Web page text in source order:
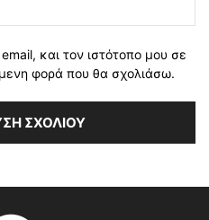
και τον ιστότοπο μου σε
φορά που θα σχολιάσω.